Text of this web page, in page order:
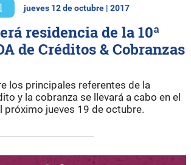
jueves 12 de octubre | 2017
residencia de la 10ª
de Créditos & Cobranzas
los principales referentes de la
y la cobranza se llevará a cabo en el
próximo jueves 19 de octubre.